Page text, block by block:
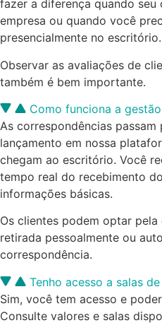
fazer a diferença quando seu
empresa ou quando você
presencialmente no escritório.
Observar as avaliações de
também é bem importante.
Como funciona a
As correspondências
lançamento em nossa
chegam ao escritório. Você
tempo real do recebimento
informações básicas.
Os clientes podem optar
retirada pessoalmente ou
correspondência.
Tenho acesso a salas
Sim, você tem acesso e
Consulte valores e salas